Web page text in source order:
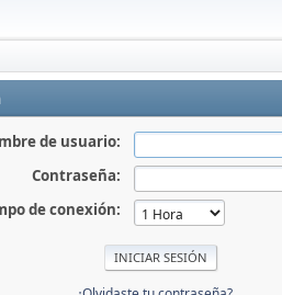
de usuario:
Contraseña:
de conexión: